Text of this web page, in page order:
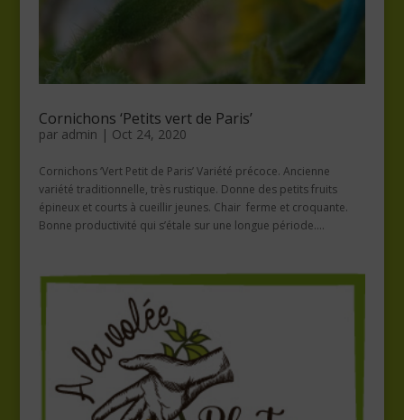
Cornichons ‘Petits vert de Paris’
par admin | Oct 24, 2020
Cornichons ‘Vert Petit de Paris’ Variété précoce. Ancienne
variété traditionnelle, très rustique. Donne des petits fruits
épineux et courts à cueillir jeunes. Chair ferme et croquante.
Bonne productivité qui s’étale sur une longue période....